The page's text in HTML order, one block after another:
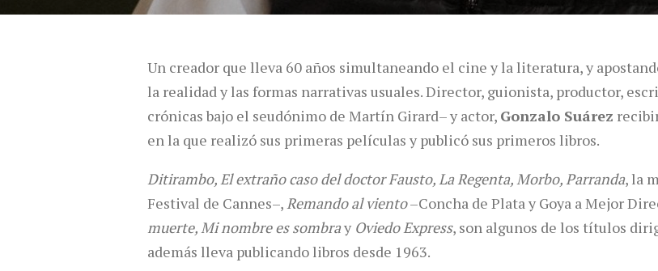
Un creador que lleva 60 años simultaneando el cine y la literatura, y
la realidad y las formas narrativas usuales. Director, guionista, productor,
crónicas bajo el seudónimo de Martín Girard– y actor, Gonzalo Suárez
en la que realizó sus primeras películas y publicó sus primeros libros.
Ditirambo, El extraño caso del doctor Fausto, La Regenta, Morbo, Parranda, la
Festival de Cannes–,Remando al viento–Concha de Plata y Goya a Mejor
muerte, Mi nombre es sombray Oviedo Express, son algunos de los títulos
además lleva publicando libros desde 1963.